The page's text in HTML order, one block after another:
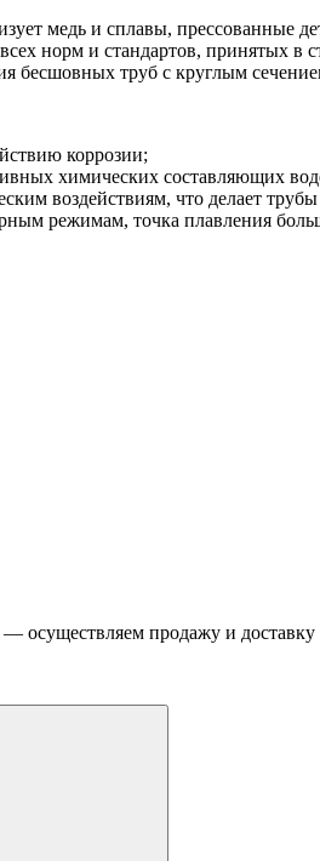
медь и сплавы, прессованные
норм и стандартов, принятых
бесшовных труб с круглым
коррозии;
химических составляющих
воздействиям, что делает
режимам, точка плавления
продажу и доставку